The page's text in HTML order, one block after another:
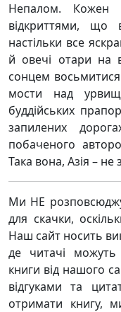
Непалом. Кожен
відкриттями, що
настільки все
й овечі отари на
сонцем
мости над
буддійських
запилених
побаченого
Така вона, Азія –
Ми НЕ
для скачки,
Наш сайт носить
де читачі
книги від нашого
відгуками та
отримати книгу,